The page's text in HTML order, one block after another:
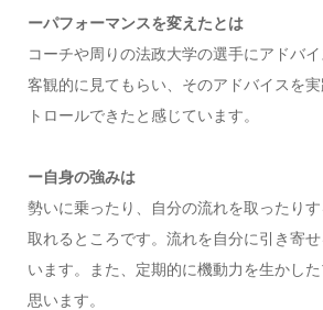
ーパフォーマンスを変えたとは
コーチや周りの法政大学の選手にアドバイ
客観的に見てもらい、そのアドバイスを
トロールできたと感じています。
ー自身の強みは
勢いに乗ったり、自分の流れを取ったり
取れるところです。流れを自分に引き寄
います。また、定期的に機動力を生かし
思います。